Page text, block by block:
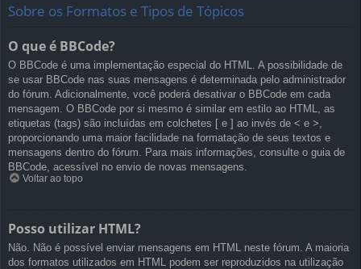
Sobre os Formatos e Tipos de Tópicos
O que é BBCode?
O BBCode é uma implementação especial do HTML. A possibilidade de
se usar BBCode nas suas mensagens é determinada pelo administrador
do fórum. Adicionalmente, você poderá desativar o BBCode em cada
mensagem. O BBCode por si mesmo é similar em estilo ao HTML, as
etiquetas (tags) são incluídas em colchetes [ e ] ao invés de < e >,
proporcionando uma maior facilidade na formatação de seus textos e
mensagens dentro do fórum. Para mais informações, consulte o guia de
BBCode, acessível no envio de novas mensagens.
Voltar ao topo
Posso utilizar HTML?
Não. Não é possível enviar mensagens em HTML neste fórum. A maioria
dos formatos utilizados em HTML podem ser reproduzidos na utilização